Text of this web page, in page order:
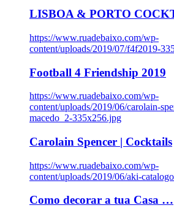
LISBOA & PORTO
https://www.ruadebaixo.com/wp-
content/uploads/2019/07/f4f2019-
Football 4 Friendship 2019
https://www.ruadebaixo.com/wp-
content/uploads/2019/06/carolain-
macedo_2-335x256.jpg
Carolain Spencer | Cocktails
https://www.ruadebaixo.com/wp-
content/uploads/2019/06/aki-
Como decorar a tua Casa …